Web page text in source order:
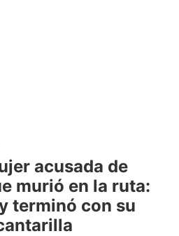
acusada de
murió en la ruta:
terminó con su